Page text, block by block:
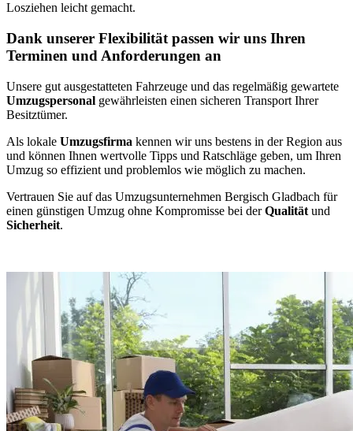
Losziehen leicht gemacht.
Dank unserer Flexibilität passen wir uns Ihren
Terminen und Anforderungen an
Unsere gut ausgestatteten Fahrzeuge und das regelmäßig gewartete
Umzugspersonal gewährleisten einen sicheren Transport Ihrer
Besitztümer.
Als lokale Umzugsfirma kennen wir uns bestens in der Region aus
und können Ihnen wertvolle Tipps und Ratschläge geben, um Ihren
Umzug so effizient und problemlos wie möglich zu machen.
Vertrauen Sie auf das Umzugsunternehmen Bergisch Gladbach für
einen günstigen Umzug ohne Kompromisse bei derQualität und
Sicherheit.